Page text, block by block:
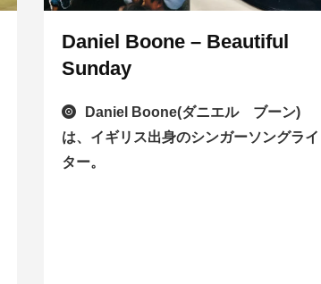
Daniel Boone – Beautiful
Sunday
Daniel Boone(ダニエル ブーン)
は、イギリス出身のシンガーソングライ
ター。